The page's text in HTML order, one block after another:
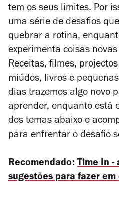
tem os seus limites. Por
uma série de desafios
quebrar a rotina,
experimenta coisas
Receitas, filmes,
miúdos, livros e
dias trazemos algo novo
aprender, enquanto está
dos temas abaixo e
para enfrentar o desafio
Recomendado: Time In -
sugestões para fazer em